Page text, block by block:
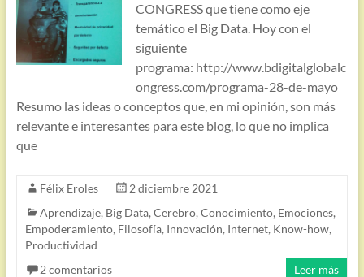
CONGRESS que tiene como eje
temático el Big Data. Hoy con el
siguiente
programa: http://www.bdigitalglobalc
ongress.com/programa-28-de-mayo
Resumo las ideas o conceptos que, en mi opinión, son más
relevante e interesantes para este blog, lo que no implica
que
Félix Eroles
2 diciembre 2021
Aprendizaje, Big Data, Cerebro, Conocimiento, Emociones,
Empoderamiento, Filosofía, Innovación, Internet, Know-how,
Productividad
2 comentarios
Leer más